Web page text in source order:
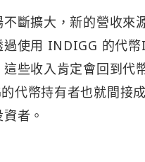
斷擴大，新的營收來
過使用 INDIGG 的代
些收入肯定會回到代
代幣持有者也就間接
者。